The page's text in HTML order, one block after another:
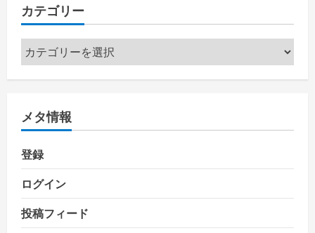
カテゴリー
カ
テ
ー
メタ情報
登録
ログイン
投稿フィード